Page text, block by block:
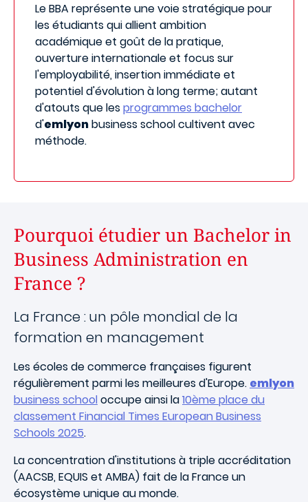
Le BBA représente une voie stratégique pour
les étudiants qui allient ambition
académique et goût de la pratique,
ouverture internationale et focus sur
l'employabilité, insertion immédiate et
potentiel d'évolution à long terme; autant
d'atouts que lesprogrammes bachelor
d'emlyonbusiness school cultivent avec
méthode.
Pourquoi étudier un Bachelor in
Business Administration en
France ?
La France : un pôle mondial de la
formation en management
Les écoles de commerce françaises figurent
régulièrement parmi les meilleures d'Europe. emlyon
business school occupe ainsi la10ème place du
classement Financial Times European Business
Schools 2025.
La concentration d'institutions à triple accréditation
(AACSB, EQUIS et AMBA) fait de la France un
écosystème unique au monde.